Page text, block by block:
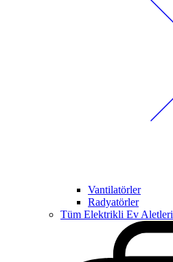
Vantilatörler
Radyatörler
Tüm Elektrikli Ev Aletleri